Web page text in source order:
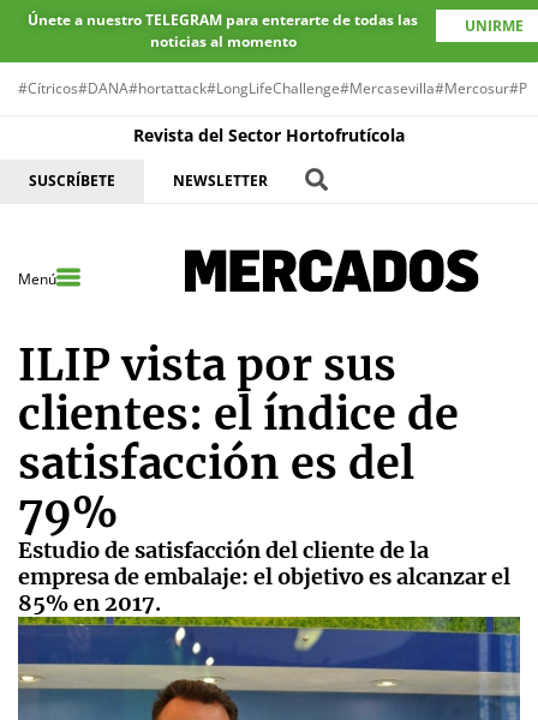
Únete a nuestro TELEGRAM para enterarte de todas las
noticias al momento
UNIRME
#Cítricos#DANA#hortattack#LongLifeChallenge#Mercasevilla#Mercosur
Revista del Sector Hortofrutícola
SUSCRÍBETE NEWSLETTER
Menú
ILIP vista por sus
clientes: el índice de
satisfacción es del
79%
Estudio de satisfacción del cliente de la
empresa de embalaje: el objetivo es alcanzar el
85% en 2017.